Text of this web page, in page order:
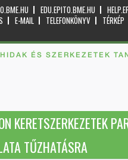
EDU.EPITO.BME.HU
E-MAIL TELEFONKÖNYV TÉRKÉP
HIDAK ÉS SZERKEZETEK
KERETSZERKEZETEK
TŰZHATÁSRA